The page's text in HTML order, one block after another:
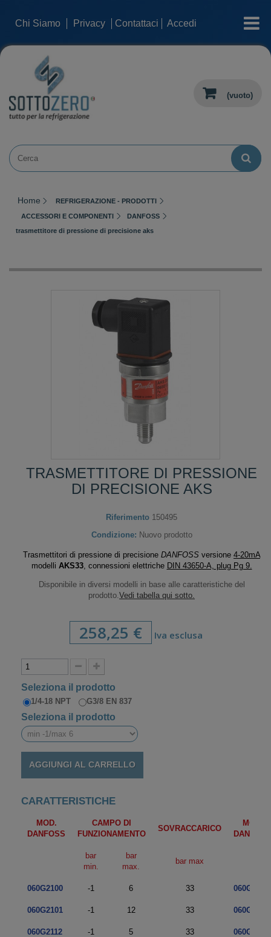
Chi Siamo Privacy Contattaci Accedi categorie
(vuoto)
Home REFRIGERAZIONE - PRODOTTI
ACCESSORI E COMPONENTI
DANFOSS
trasmettitore di pressione di precisione aks
TRASMETTITORE DI PRESSIONE
DI PRECISIONE AKS
Riferimento 150495
Condizione: Nuovo prodotto
Trasmettitori di pressione di precisione DANFOSS versione 4-20mA
modelli AKS33, connessioni elettriche DIN 43650-A, plug Pg 9.
Disponibile in diversi modelli in base alle caratteristiche del
prodotto. Vedi tabella qui sotto.
258,25 € Iva esclusa
Seleziona il prodotto
1/4-18 NPT G3/8 EN 837
Seleziona il prodotto
AGGIUNGI AL CARRELLO
CARATTERISTICHE
MOD.
DANFOSS
CAMPO DI
FUNZIONAMENTO
SOVRACCARICO
MOD.
DANFOSS
bar
min.
bar
max.
bar max
060G2100 -1 6 33 060G2104
060G2101 -1 12 33 060G2105
060G2112 -1 5 33 060G2108